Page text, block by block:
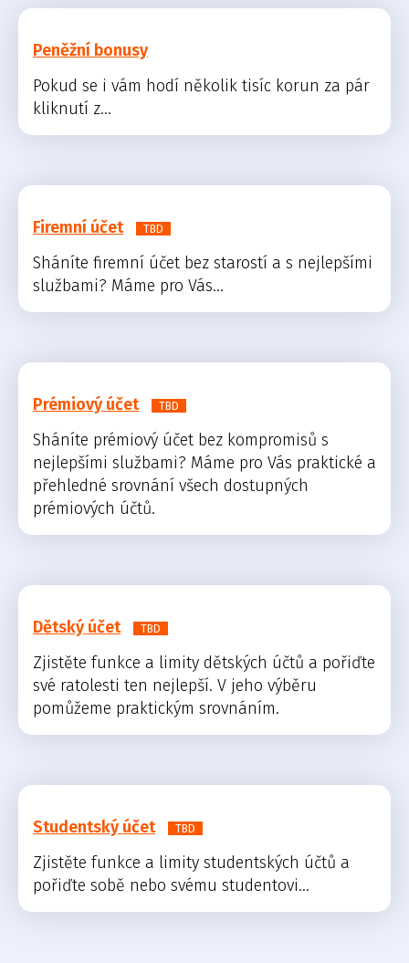
Peněžní bonusy
Pokud se i vám hodí několik tisíc korun za pár
kliknutí z...
Firemní účet TBD
Sháníte firemní účet bez starostí a s nejlepšími
službami? Máme pro Vás...
Prémiový účet TBD
Sháníte prémiový účet bez kompromisů s
nejlepšími službami? Máme pro Vás praktické a
přehledné srovnání všech dostupných
prémiových účtů.
Dětský účet TBD
Zjistěte funkce a limity dětských účtů a pořiďte
své ratolesti ten nejlepší. V jeho výběru
pomůžeme praktickým srovnáním.
Studentský účet TBD
Zjistěte funkce a limity studentských účtů a
pořiďte sobě nebo svému studentovi...